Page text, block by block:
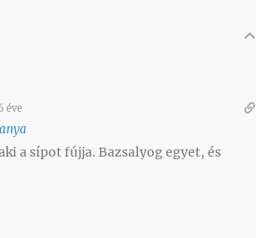
éve
a sípot fújja. Bazsalyog egyet, és